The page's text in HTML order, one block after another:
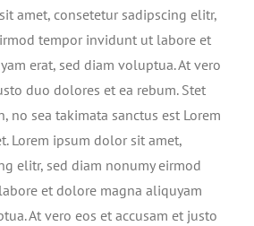
amet, consetetur sadipscing elitr,
tempor invidunt ut labore et
erat, sed diam voluptua. At vero
duo dolores et ea rebum. Stet
no sea takimata sanctus est Lorem
Lorem ipsum dolor sit amet,
elitr, sed diam nonumy eirmod
et dolore magna aliquyam
At vero eos et accusam et justo